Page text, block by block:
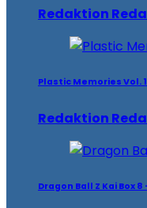
Redaktion
Plastic Memories Vol.
Redaktion
Dragon Ball Z Kai Box